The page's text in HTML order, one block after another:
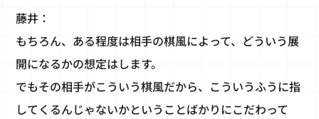
藤井：
もちろん、ある程度は相手の棋風によって、どういう展
開になるかの想定はします。
でもその相手がこういう棋風だから、こういうふうに指
してくるんじゃないかということばかりにこだわって